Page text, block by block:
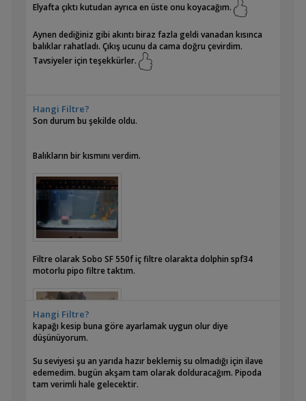
Elyafta çıktı kutudan ayrıca en üste onu koyacağım.
Aynen dediğiniz gibi akıntı biraz fazla geldi vanadan kısınca
balıklar rahatladı. Çıkış ucunu da cama doğru çevirdim.
Tavsiyeler için teşekkürler.
Hangi Filtre?
Son durum bu şekilde oldu.
Balıkların bir kısmını verdim.
Filtre olarak Sobo SF 550f iç filtre olarakta dolphin spf34
motorlu pipo filtre taktım.
Havalandırma yeterli olur sanırım? Hava taşını çalışmaya
gerek olur mu?
Hangi Filtre?
kapağı kesip buna göre ayarlamak uygun olur diye
düşünüyorum.
Su seviyesi şu an yarıda hazır beklemiş su olmadığı için ilave
edemedim. bugün akşam tam olarak dolduracağım. Pipoda
tam verimli hale gelecektir.